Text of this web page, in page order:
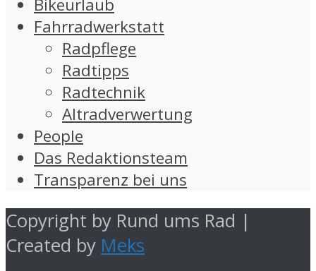
Fahrradwerkstatt
Radpflege
Radtipps
Radtechnik
Altradverwertung
People
Das Redaktionsteam
Transparenz bei uns
Copyright by Rund ums Rad |
Created by Meks